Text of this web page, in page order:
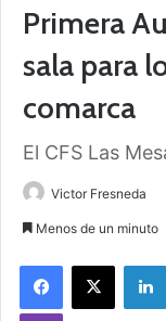
Primera
sala para
comarca
El CFS Las
Victor Fresneda
Menos de un minuto